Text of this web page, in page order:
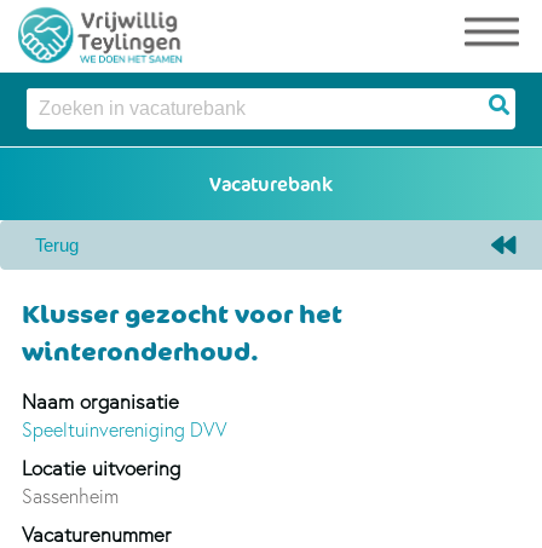
Klusser gezocht voor het
winteronderhoud.
Naam organisatie
Speeltuinvereniging DVV
Locatie uitvoering
Sassenheim
Vacaturenummer